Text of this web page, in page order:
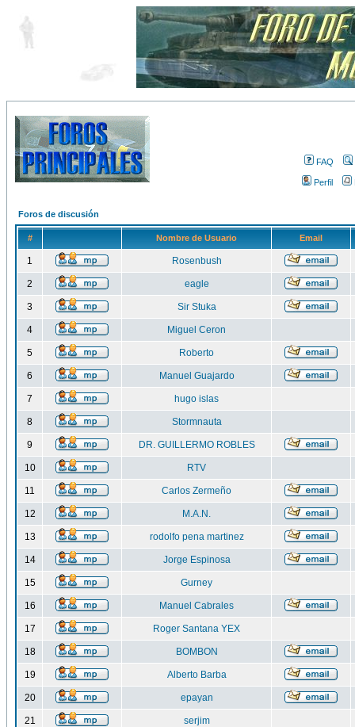
FAQ
Perfil
Foros de discusión
# Nombre de Usuario Email
1 Rosenbush
2 eagle
3 Sir Stuka
4 Miguel Ceron
5 Roberto
6 Manuel Guajardo
7 hugo islas
8 Stormnauta
9 DR. GUILLERMO ROBLES
10 RTV
11 Carlos Zermeño
12 M.A.N.
13 rodolfo pena martinez
14 Jorge Espinosa
15 Gurney
16 Manuel Cabrales
17 Roger Santana YEX
18 BOMBON
19 Alberto Barba
20 epayan
21 serjim